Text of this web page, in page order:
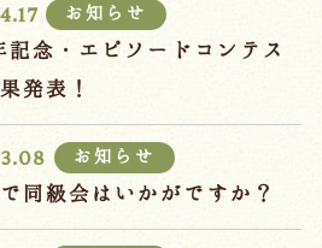
お知らせ
記念・エピソードコンテス
発表！
お知らせ
同級会はいかがですか？
よくあるご質問
キャンセル